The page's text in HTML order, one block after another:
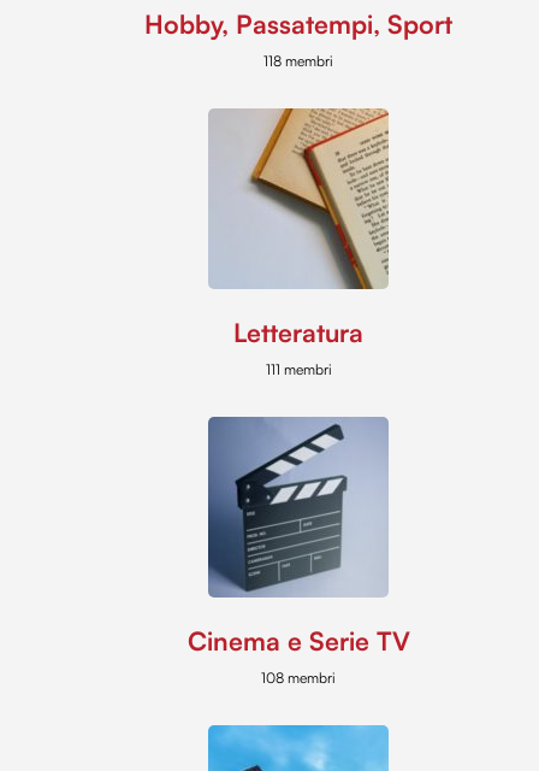
Hobby, Passatempi, Sport
118 membri
Letteratura
111 membri
Cinema e Serie TV
108 membri